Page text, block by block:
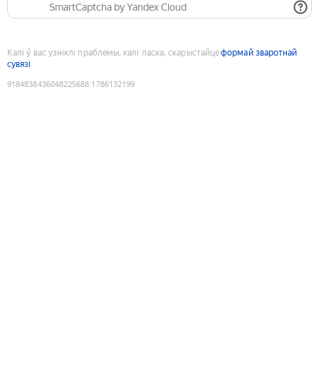
SmartCaptcha by Yandex Cloud
Калі ў вас узніклі праблемы, калі ласка, скарыстайцеформай зваротнай
сувязі
9184838436048225688:1786132199